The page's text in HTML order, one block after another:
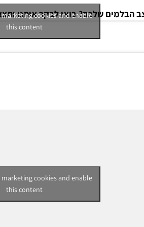
הבלמים שלכם? בואו לבקר אותנו
cookies and enable
this content
cookies and enable
this content